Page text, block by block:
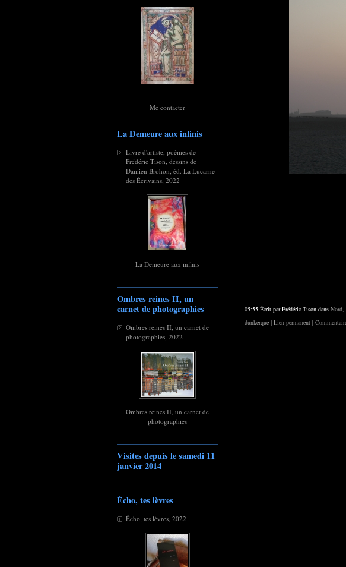
Me contacter
La Demeure aux infinis
Livre d'artiste, poèmes de
Frédéric Tison, dessins de
Damien Brohon, éd. La Lucarne
des Écrivains, 2022
La Demeure aux infinis
Ombres reines II, un
carnet de photographies
Ombres reines II, un carnet de
photographies, 2022
Ombres reines II, un carnet de
photographies
Visites depuis le samedi 11
janvier 2014
Écho, tes lèvres
Écho, tes lèvres, 2022
05:55 Écrit par Frédéric Tison dans Nord
dunkerque | Lien permanent |